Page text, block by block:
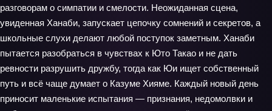
разговорам о симпатии и смелости. Неожиданная сцена,
увиденная Ханаби, запускает цепочку сомнений и секретов, а
школьные слухи делают любой поступок заметным. Ханаби
пытается разобраться в чувствах к Юто Такао и не дать
ревности разрушить дружбу, тогда как Юи ищет собственный
путь и всё чаще думает о Казуме Хияме. Каждый новый день
приносит маленькие испытания — признания, недомолвки и